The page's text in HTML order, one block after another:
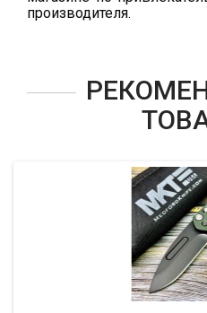
производителя.